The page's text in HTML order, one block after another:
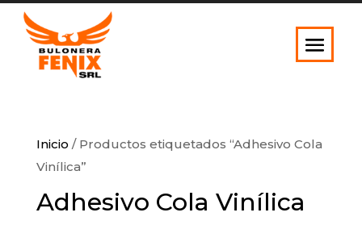
Inicio / Productos etiquetados “Adhesivo Cola
Vinílica”
Adhesivo Cola Vinílica